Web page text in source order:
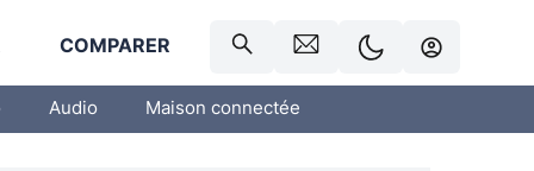
COMPARER
Audio Maison connectée